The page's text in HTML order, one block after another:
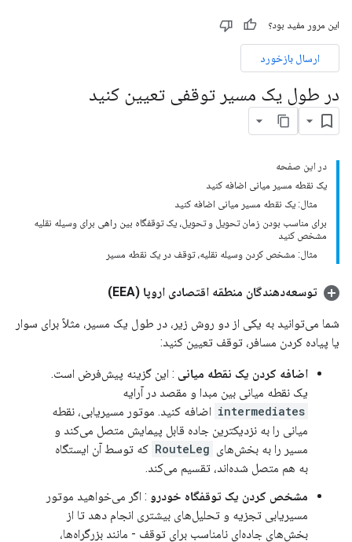
این مرور مفید بود؟
ارسال بازخورد
در طول یک مسیر توقفی تعیین کنید
در این صفحه
یک نقطه مسیر میانی اضافه کنید
مثال: یک نقطه مسیر میانی اضافه کنید
برای مناسب بودن زمان تحویل و تحویل، یک توقفگاه بین راهی برای وسیله نقلیه
مشخص کنید
مثال: مشخص کردن وسیله نقلیه، توقف در یک نقطه مسیر
توسعه‌دهندگان منطقه اقتصادی اروپا (EEA)
شما می‌توانید به یکی از دو روش زیر، در طول یک مسیر، مثلاً برای سوار
یا پیاده کردن مسافر، توقف تعیین کنید:
اضافه کردن یک نقطه میانی : این گزینه پیش‌فرض است.
یک نقطه میانی بین مبدا و مقصد در آرایه
intermediates اضافه کنید. موتور مسیریابی، نقطه
میانی را به نزدیکترین جاده قابل پیمایش متصل می‌کند و
مسیر را به بخش‌های RouteLeg که توسط آن ایستگاه
به هم متصل شده‌اند، تقسیم می‌کند.
مشخص کردن یک توقفگاه خودرو : اگر می‌خواهید موتور
مسیریابی تجزیه و تحلیل‌های بیشتری انجام دهد تا از
بخش‌های جاده‌ای نامناسب برای توقف - مانند بزرگراه‌ها،